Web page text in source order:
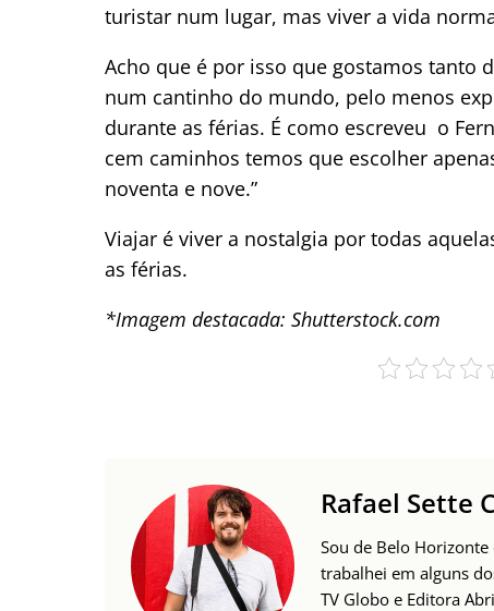
turistar num lugar, mas viver a vida
Acho que é por isso que gostamos tanto
num cantinho do mundo, pelo menos
durante as férias. É como escreveu o
cem caminhos temos que escolher
noventa e nove.”
Viajar é viver a nostalgia por todas
as férias.
*Imagem destacada: Shutterstock.com
Rafael Sette
Sou de Belo Horizonte
trabalhei em alguns
TV Globo e Editora